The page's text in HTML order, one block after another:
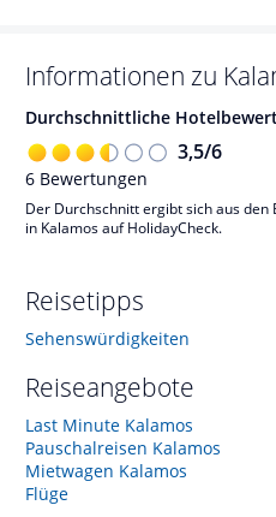
Informationen zu
Durchschnittliche
3,5/6
6 Bewertungen
Der Durchschnitt ergibt sich aus
in Kalamos auf HolidayCheck.
Reisetipps
Sehenswürdigkeiten
Reiseangebote
Last Minute Kalamos
Pauschalreisen Kalamos
Mietwagen Kalamos
Flüge